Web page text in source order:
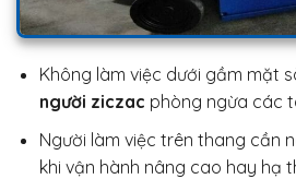
Không làm việc dưới gầm mặt
người ziczac phòng ngừa các
Người làm việc trên thang cần
khi vận hành nâng cao hay hạ